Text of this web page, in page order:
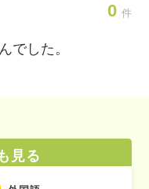
0 件
でした。
見る